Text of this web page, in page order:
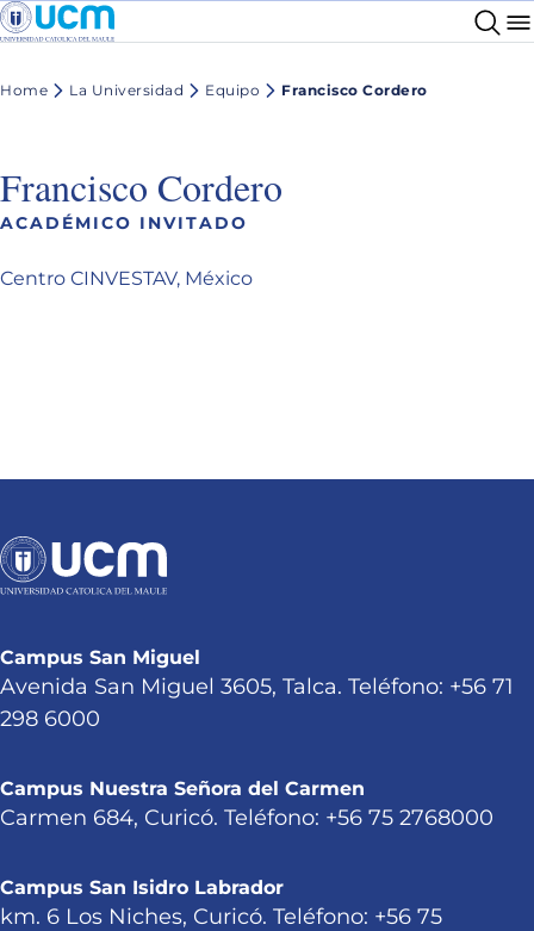
Home La Universidad Equipo Francisco Cordero
Francisco Cordero
ACADÉMICO INVITADO
Centro CINVESTAV, México
Campus San Miguel
Avenida San Miguel 3605, Talca. Teléfono: +56 71
298 6000
Campus Nuestra Señora del Carmen
Carmen 684, Curicó. Teléfono: +56 75 2768000
Campus San Isidro Labrador
km. 6 Los Niches, Curicó. Teléfono: +56 75